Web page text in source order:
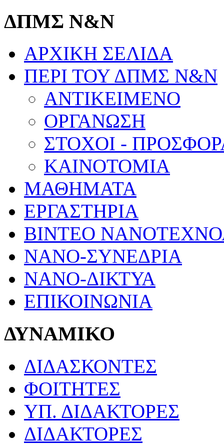
ΔΠΜΣ Ν&Ν
ΑΡΧΙΚΗ ΣΕΛΙΔΑ
ΠΕΡΙ ΤΟΥ ΔΠΜΣ Ν&Ν
ΑΝΤΙΚΕΙΜΕΝΟ
ΟΡΓΑΝΩΣΗ
ΣΤΟΧΟΙ -
KAINOTOMIA
ΜΑΘΗΜΑΤΑ
ΕΡΓΑΣΤΗΡΙΑ
ΒΙΝΤΕΟ
ΝΑΝΟ-ΣΥΝΕΔΡΙΑ
ΝΑΝΟ-ΔΙΚΤΥΑ
ΕΠΙΚΟΙΝΩΝΙΑ
ΔΥΝΑΜΙΚΟ
ΔΙΔΑΣΚΟΝΤΕΣ
ΦΟΙΤΗΤΕΣ
ΥΠ. ΔΙΔΑΚΤΟΡΕΣ
ΔΙΔΑΚΤΟΡΕΣ